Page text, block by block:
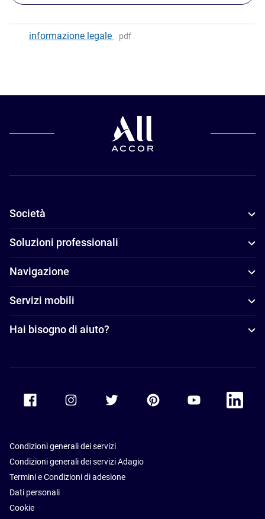
informazione legale pdf
Società
Soluzioni professionali
Navigazione
Servizi mobili
Hai bisogno di aiuto?
Accor Facebook Accor TwitterAccor PinterestAccor Youtube
Accor
Condizioni generali dei servizi
Condizioni generali dei servizi Adagio
Termini e Condizioni di adesione
Dati personali
Cookie